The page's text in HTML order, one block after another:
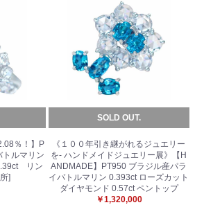
％！】P
ルマリン
リン
]
SOLD OUT.
《１００年引き継がれるジュエリー
を- ハンドメイドジュエリー展》【H
ANDMADE】PT950 ブラジル産パラ
イバトルマリン 0.393ct ローズカット
ダイヤモンド 0.57ct ペントップ
￥1,320,000